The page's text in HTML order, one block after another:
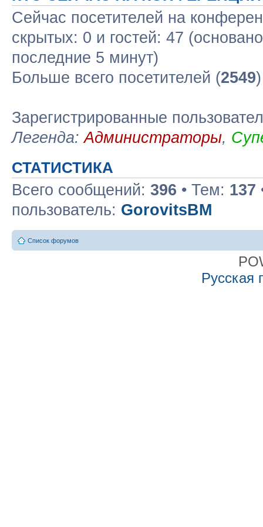
Сейчас посетителей на
скрытых: 0 и гостей: 47
последние 5 минут)
Больше всего посетителей (2549
Зарегистрированные
Легенда:Администраторы,
СТАТИСТИКА
Всего сообщений: 396 • Тем: 137
пользователь: GorovitsBM
Список форумов
Русская